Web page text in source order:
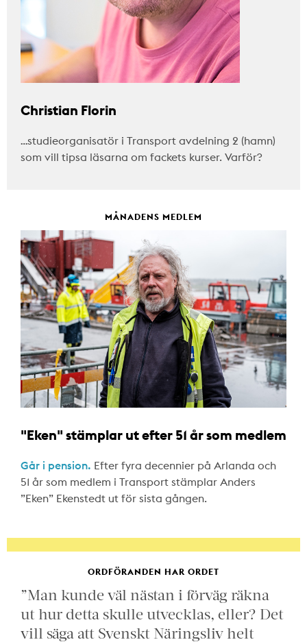
Christian Florin
…studieorganisatör i Transport avdelning 2 (hamn)
som vill tipsa läsarna om fackets kurser. Varför?
MÅNADENS MEDLEM
"Eken" stämplar ut efter 51 år som medlem
Går i pension. Efter fyra decennier på Arlanda och
51 år som medlem i Transport stämplar Anders
”Eken” Ekenstedt ut för sista gången.
ORDFÖRANDEN HAR ORDET
”Man kunde väl nästan i förväg räkna
ut hur detta skulle utvecklas, eller? Det
vill säga att Svenskt Näringsliv helt